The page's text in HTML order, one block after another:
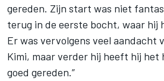
gereden. Zijn start was niet
terug in de eerste bocht, waar hij
Er was vervolgens veel aandacht
Kimi, maar verder hij heeft hij het
goed gereden.”